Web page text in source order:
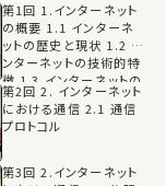
第1回 1.インターネット
の概要 1.1 インターネ
ットの歴史と現状 1.2 イ
ンターネットの技術的特
徴 1.3 インターネットの
運営組織 1.4 情報量を
表す単位
第2回 2. インターネット
における通信 2.1 通信
プロトコル
第3回 2.インターネット